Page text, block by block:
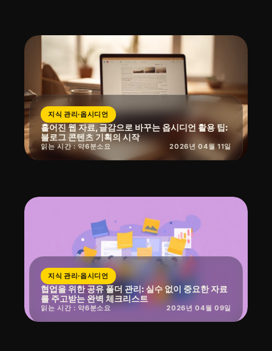
지식 관리·옵시디언
흩어진 웹 자료, 글감으로 바꾸는 옵시디언 활용 팁:
블로그 콘텐츠 기획의 시작
읽는 시간 : 약6분소요 2026년 04월 11일
지식 관리·옵시디언
협업을 위한 공유 폴더 관리: 실수 없이 중요한 자료
를 주고받는 완벽 체크리스트
읽는 시간 : 약6분소요 2026년 04월 09일